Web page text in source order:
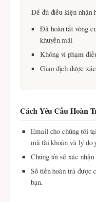
Để đủ điều kiện nhận
Đã hoàn tất vòng
khuyến mãi
Không vi phạm
Giao dịch được
Cách Yêu Cầu Hoàn
Email cho chúng tôi
mã tài khoản và lý do
Chúng tôi sẽ xác
Số tiền hoàn trả được
bạn.